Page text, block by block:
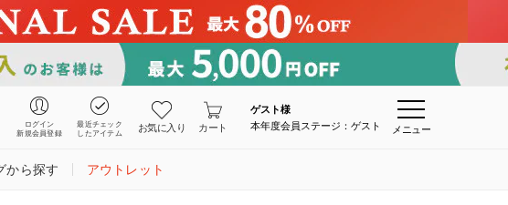
ログイン
新規会員登録
最近チェック
したアイテム
お気に入り カート
ゲスト様
本年度会員ステージ：ゲスト
メニュー
から探す アウトレット